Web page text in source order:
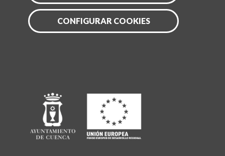
CONFIGURAR COOKIES